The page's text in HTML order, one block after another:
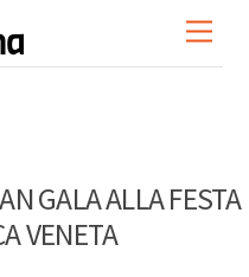
GALA ALLA FESTA
VENETA